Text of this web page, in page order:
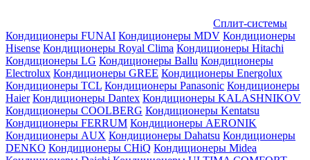
Сплит-системы
Кондиционеры FUNAI Кондиционеры MDV Кондиционеры
Hisense Кондиционеры Royal Clima Кондиционеры Hitachi
Кондиционеры LG Кондиционеры Ballu Кондиционеры
Electrolux Кондиционеры GREE Кондиционеры Energolux
Кондиционеры TCL Кондиционеры Panasonic Кондиционеры
Haier Кондиционеры Dantex Кондиционеры KALASHNIKOV
Кондиционеры СOOLBERG Кондиционеры Kentatsu
Кондиционеры FERRUM Кондиционеры AERONIK
Кондиционеры AUX Кондиционеры Dahatsu Кондиционеры
DENKO Кондиционеры CHiQ Кондиционеры Midea